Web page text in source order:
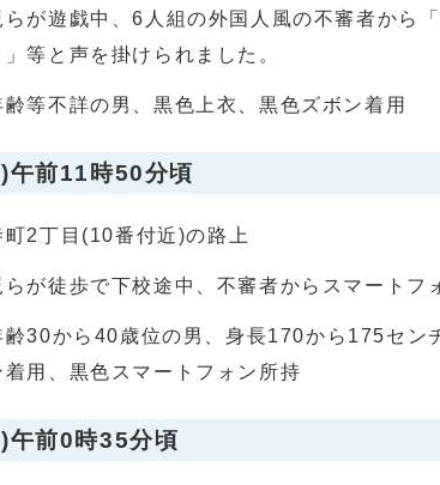
が遊戯中、6人組の外国人風の不審者から
等と声を掛けられました。
等不詳の男、黒色上衣、黒色ズボン着用
午前11時50分頃
2丁目(10番付近)の路上
が徒歩で下校途中、不審者からスマートフ
30から40歳位の男、身長170から175セン
着用、黒色スマートフォン所持
午前0時35分頃